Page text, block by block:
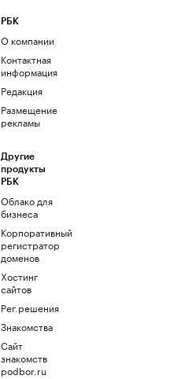
РБК
О компании
Контактная
информация
Редакция
Размещение
рекламы
Другие
продукты
РБК
Облако для
бизнеса
Корпоративный
регистратор
доменов
Хостинг
сайтов
Рег.решения
Знакомства
Сайт
знакомств
podbor.ru